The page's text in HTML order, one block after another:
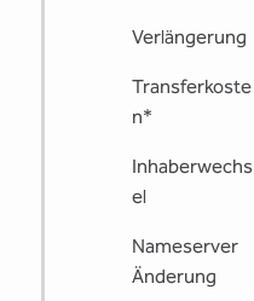
Verlängerung
Transferkoste
n*
Inhaberwechs
el
Nameserver
Änderung